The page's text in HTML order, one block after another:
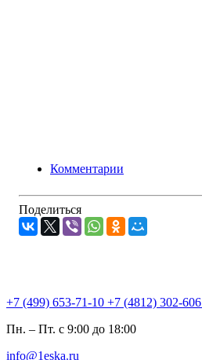
Комментарии
Поделиться
+7 (499) 653-71-10 +7 (4812) 302-606
Пн. – Пт. с 9:00 до 18:00
info@1eska.ru